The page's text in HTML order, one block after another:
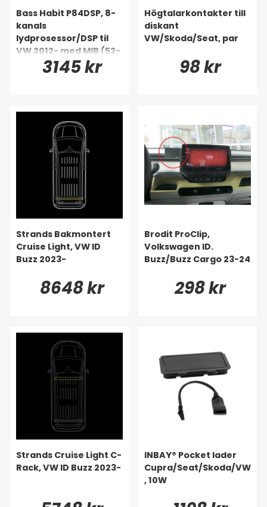
Bass Habit P84DSP, 8-
kanals
lydprosessor/DSP til
VW 2012- med MIB (52-
pinners)3145 kr
Högtalarkontakter till
diskant
VW/Skoda/Seat, par
98 kr
Strands Bakmontert
Cruise Light, VW ID
Buzz 2023-
8648 kr
Brodit ProClip,
Volkswagen ID.
Buzz/Buzz Cargo 23-24
298 kr
Strands Cruise Light C-
Rack, VW ID Buzz 2023-
INBAY® Pocket lader
Cupra/Seat/Skoda/VW
, 10W